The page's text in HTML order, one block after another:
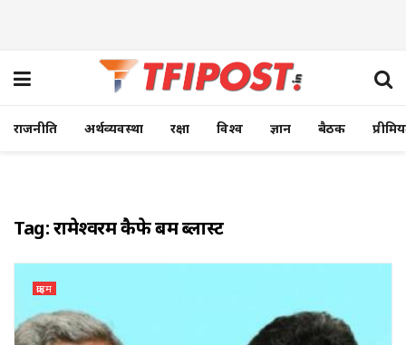
राजनीति अर्थव्यवस्था रक्षा विश्व ज्ञान बैठक
Tag:रामेश्‍वरम कैफे बम ब्‍लास्‍ट
क्राइम